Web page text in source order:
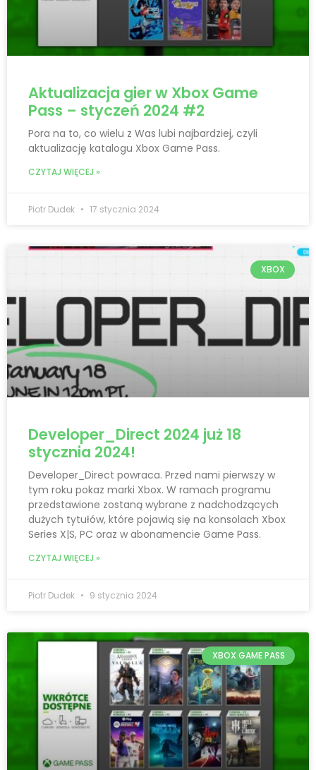
Aktualizacja gier w Xbox Game
Pass – styczeń 2024 #2
Pora na to, co wielu z Was lubi najbardziej, czyli
aktualizację katalogu Xbox Game Pass.
CZYTAJ WIĘCEJ »
Piotr Dudek 17 stycznia 2024
XBOX
Developer_Direct 2024 już 18
stycznia 2024!
Developer_Direct powraca. Przed nami pierwszy w
tym roku pokaz marki Xbox. W ramach programu
przedstawione zostaną wybrane z nadchodzących
dużych tytułów, które pojawią się na konsolach Xbox
Series X|S, PC oraz w abonamencie Game Pass.
CZYTAJ WIĘCEJ »
Piotr Dudek 9 stycznia 2024
XBOX GAME PASS